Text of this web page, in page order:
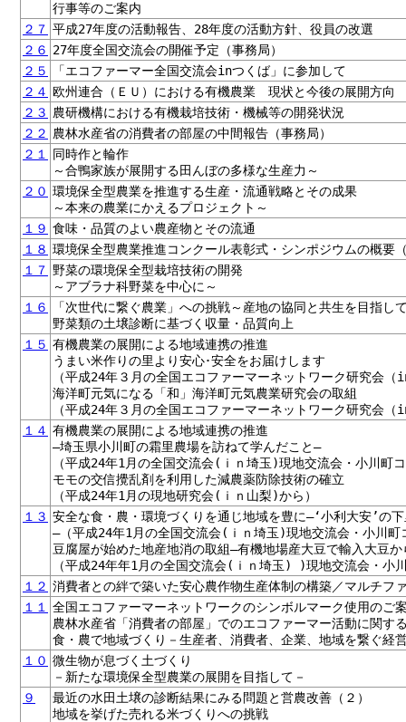
行事等のご案内
２７ 平成27年度の活動報告、28年度の活動方針、役員の改選
２６ 27年度全国交流会の開催予定（事務局）
２５
「エコファーマー全国交流会inつくば」に参加して
２４ 欧州連合（ＥＵ）における有機農業 現状と今後の展開方向
２３ 農研機構における有機栽培技術・機械等の開発状況
２２ 農林水産省の消費者の部屋の中間報告（事務局）
２１
同時作と輪作
～合鴨家族が展開する田んぼの多様な生産力～
２０ 環境保全型農業を推進する生産・流通戦略とその成果
～本来の農業にかえるプロジェクト～
１９ 食味・品質のよい農産物とその流通
１８ 環境保全型農業推進コンクール表彰式・シンポジウムの概要
１７ 野菜の環境保全型栽培技術の開発
～アブラナ科野菜を中心に～
１６
「次世代に繋ぐ農業」への挑戦～産地の協同と共生を目指し
野菜類の土壌診断に基づく収量・品質向上
１５ 有機農業の展開による地域連携の推進
うまい米作りの里より安心･安全をお届けします
（平成24年３月の全国エコファーマーネットワーク研究会
海洋町元気になる「和」海洋町元気農業研究会の取組
（平成24年３月の全国エコファーマーネットワーク研究会
１４ 有機農業の展開による地域連携の推進
―埼玉県小川町の霜里農場を訪ねて学んだこと―
（平成24年1月の全国交流会(ｉｎ埼玉)現地交流会・小川町
モモの交信攪乱剤を利用した減農薬防除技術の確立
（平成24年1月の現地研究会(ｉｎ山梨)から）
１３ 安全な食・農・環境づくりを通じ地域を豊に―‘小利大安’の
―（平成24年1月の全国交流会(ｉｎ埼玉)現地交流会・小川町
豆腐屋が始めた地産地消の取組―有機地場産大豆で輸入大豆か
（平成24年年1月の全国交流会(ｉｎ埼玉) )現地交流会・小
１２ 消費者との絆で築いた安心農作物生産体制の構築／マルチフ
１１
全国エコファーマーネットワークのシンボルマーク使用のご
農林水産省「消費者の部屋」でのエコファーマー活動に関す
食・農で地域づくり－生産者、消費者、企業、地域を繋ぐ経
１０ 微生物が息づく土づくり
－新たな環境保全型農業の展開を目指して－
９
最近の水田土壌の診断結果にみる問題と営農改善（２）
地域を挙げた売れる米づくりへの挑戦